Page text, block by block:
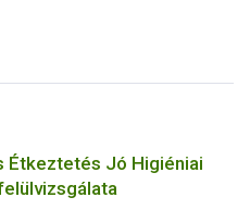
Étkeztetés Jó Higiéniai